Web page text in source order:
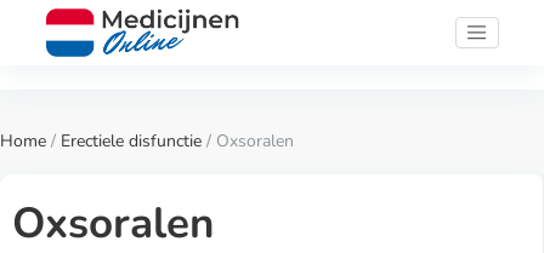
Home / Erectiele disfunctie / Oxsoralen
Oxsoralen